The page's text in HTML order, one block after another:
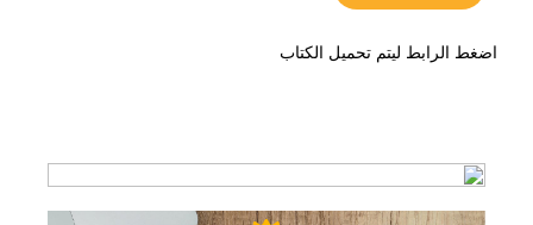
اضغط الرابط ليتم تحميل الكتاب